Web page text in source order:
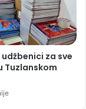
za sve
Tuzlanskom